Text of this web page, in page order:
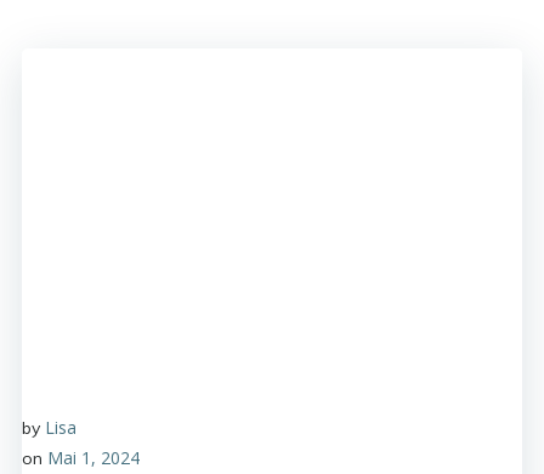
by Lisa
on Mai 1, 2024